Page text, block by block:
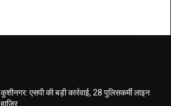
कुशीनगर: एसपी की बड़ी कार्रवाई, 28 पुलिसकर्मी लाइन
हाजिर